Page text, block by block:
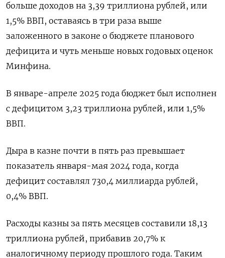
больше доходов на 3,39 триллиона рублей, или
1,5% ВВП, оставаясь в три раза выше
заложенного в законе о бюджете планового
дефицита и чуть меньше новых годовых оценок
Минфина.
В январе-апреле 2025 года бюджет был исполнен
с дефицитом 3,23 триллиона рублей, или 1,5%
ВВП.
Дыра в казне почти в пять раз превышает
показатель января-мая 2024 года, когда
дефицит составлял 730,4 миллиарда рублей,
0,4% ВВП.
Расходы казны за пять месяцев составили 18,13
триллиона рублей, прибавив 20,7% к
аналогичному периоду прошлого года. Таким